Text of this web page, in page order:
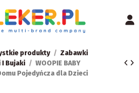
produkty
Zabawki
I Bujaki
WOOPIE BABY
Pojedyńcza dla Dzieci